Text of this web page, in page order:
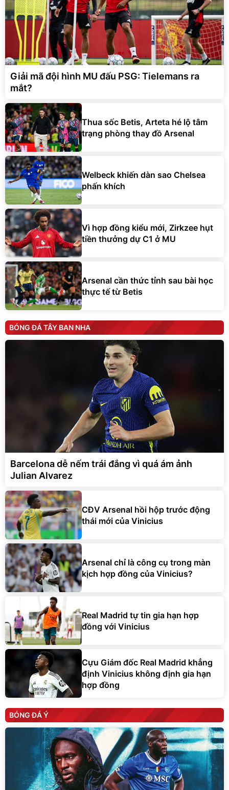
Giải mã đội hình MU đấu PSG: Tielemans ra
mắt?
Thua sốc Betis, Arteta hé lộ tâm
trạng phòng thay đồ Arsenal
Welbeck khiến dàn sao Chelsea
phấn khích
Vì hợp đồng kiểu mới, Zirkzee hụt
tiền thưởng dự C1 ở MU
Arsenal cần thức tỉnh sau bài học
thực tế từ Betis
BÓNG ĐÁ TÂY BAN NHA
Barcelona dễ nếm trái đắng vì quá ám ảnh
Julian Alvarez
CĐV Arsenal hồi hộp trước động
thái mới của Vinicius
Arsenal chỉ là công cụ trong màn
kịch hợp đồng của Vinicius?
Real Madrid tự tin gia hạn hợp
đồng với Vinicius
Cựu Giám đốc Real Madrid khẳng
định Vinicius không định gia hạn
hợp đồng
BÓNG ĐÁ Ý